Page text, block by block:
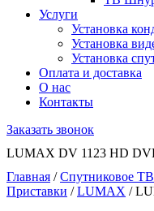
Услуги
Установка
Установка
Установка
Оплата и доставка
О нас
Контакты
Заказать звонок
LUMAX DV 1123 HD
Главная /Спутниковое
Приставки /LUMAX /